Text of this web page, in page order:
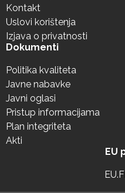
Kontakt
Uslovi korištenja
Izjava o privatnosti
Dokumenti
Politika kvaliteta
Javne nabavke
Javni oglasi
Pristup informacijama
Plan integriteta
Akti
EU